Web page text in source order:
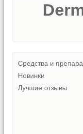
Средства и
Новинки
Лучшие отзывы